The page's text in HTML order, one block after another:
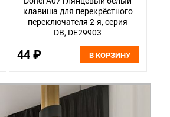
клавиша для перекрёстного
переключателя 2-я, серия
DB, DE29903
44 ₽ В КОРЗИНУ